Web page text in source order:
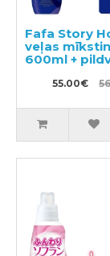
Fafa Story
veļas
600ml +
55.00€